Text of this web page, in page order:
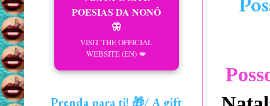
POESIAS DA NONÔ
🦋
VISIT THE OFFICIAL
WEBSITE (EN) 💋
Prenda para ti! 🎁/ A gift